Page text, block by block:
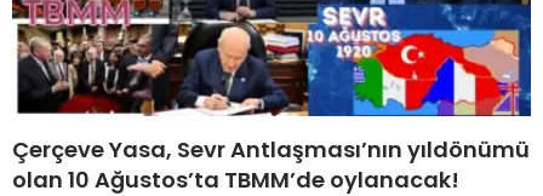
Çerçeve Yasa, Sevr Antlaşması’nın yıldönümü
olan 10 Ağustos’ta TBMM’de oylanacak!